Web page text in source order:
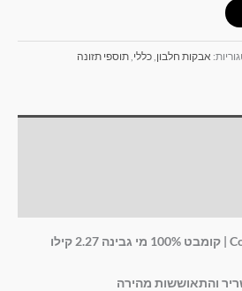
אבקות חלבון,כללי,תוספי תזונה
והתאוששות מהירה